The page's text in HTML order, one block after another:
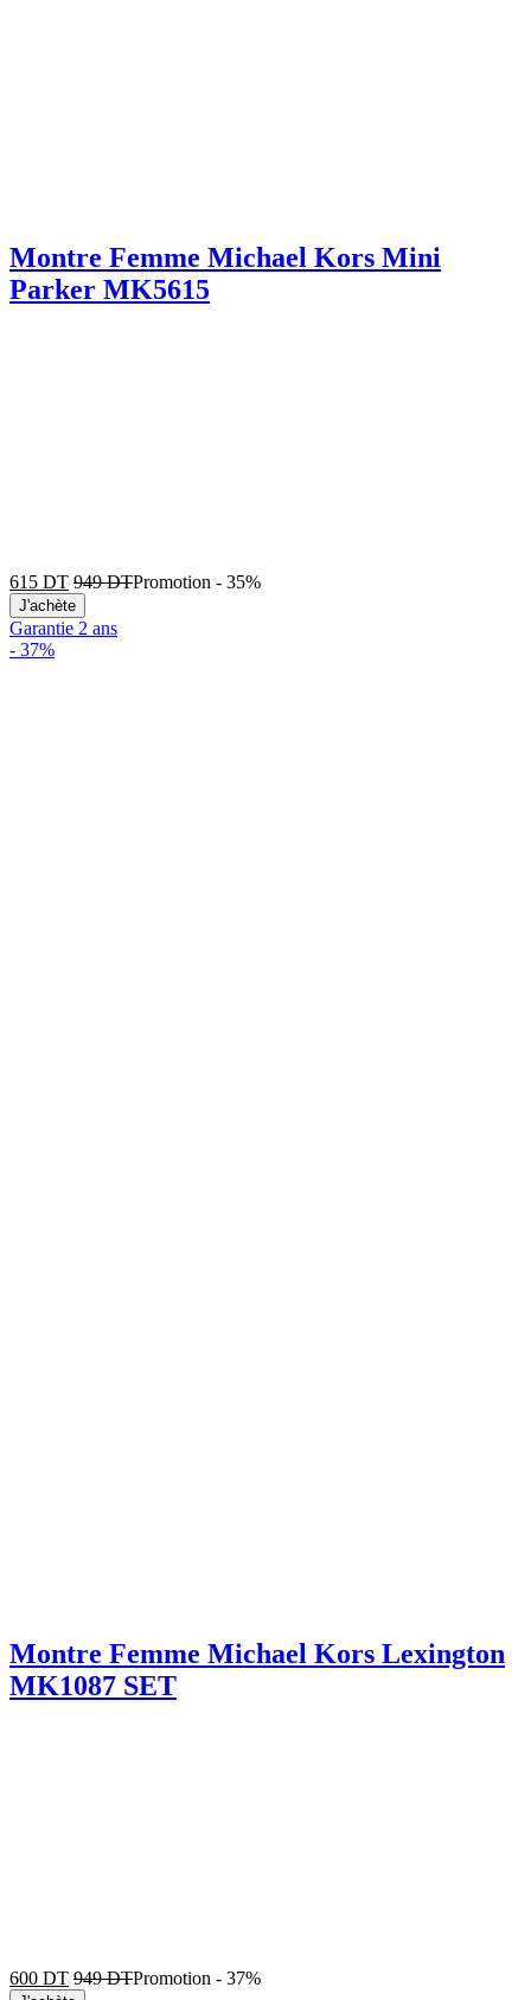
Montre Femme Michael Kors Mini
Parker MK5615
615 DT 949DTPromotion - 35%
J'achète
Garantie 2 ans
- 37%
Montre Femme Michael Kors Lexington
MK1087 SET
600 DT 949DTPromotion - 37%